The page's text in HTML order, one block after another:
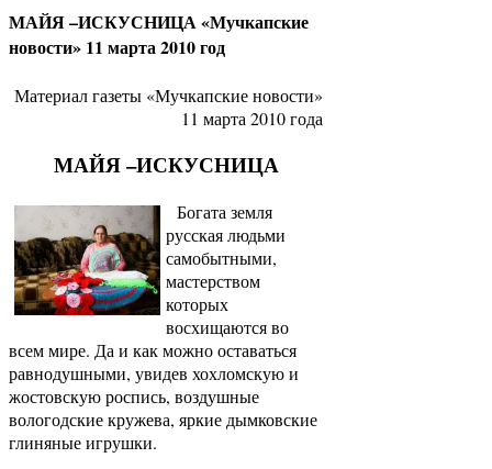
МАЙЯ –ИСКУСНИЦА «Мучкапские
новости» 11 марта 2010 год
Материал газеты «Мучкапские новости»
11 марта 2010 года
МАЙЯ –ИСКУСНИЦА
Богата земля
русская людьми
самобытными,
мастерством
которых
восхищаются во
всем мире. Да и как можно оставаться
равнодушными, увидев хохломскую и
жостовскую роспись, воздушные
вологодские кружева, яркие дымковские
глиняные игрушки.